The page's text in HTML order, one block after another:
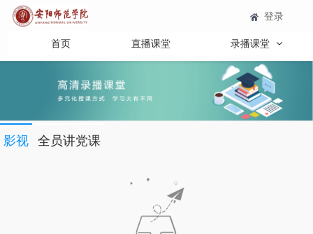
首页 直播课堂 录播课堂
登录
影视 全员讲党课